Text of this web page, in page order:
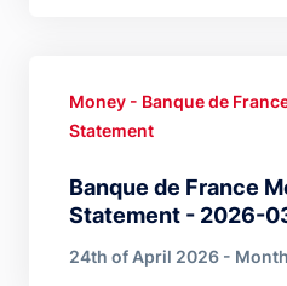
Banque de France
Statement - 2026-
Money - Banque de
Statement
24th of April 2026 -